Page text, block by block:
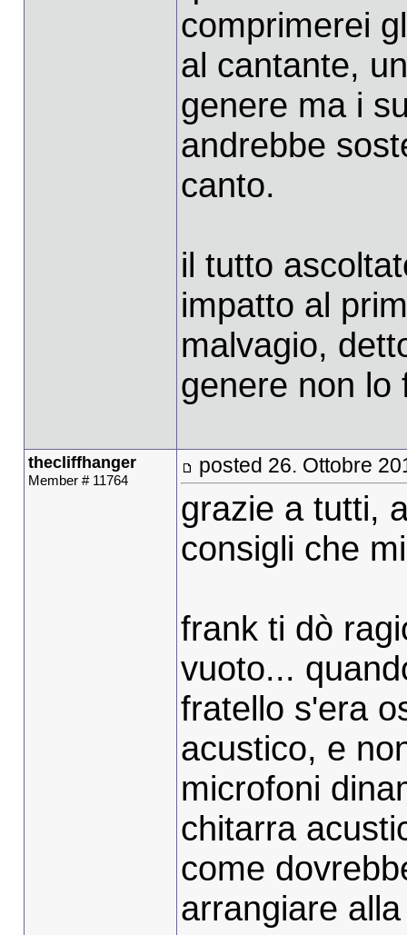
comprimerei
al cantante,
genere ma i
andrebbe
canto.
il tutto
impatto al
malvagio,
genere non lo
thecliffhanger
Member # 11764
posted 26. Ottobre
grazie a tutti,
consigli che
frank ti dò
vuoto...
fratello s'era
acustico, e
microfoni
chitarra
come
arrangiare